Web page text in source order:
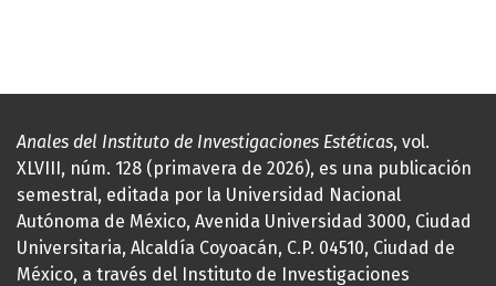
Anales del Instituto de Investigaciones Estéticas, vol.
XLVIII, núm. 128 (primavera de 2026), es una publicación
semestral, editada por la Universidad Nacional
Autónoma de México, Avenida Universidad 3000, Ciudad
Universitaria, Alcaldía Coyoacán, C.P. 04510, Ciudad de
México, a través del Instituto de Investigaciones